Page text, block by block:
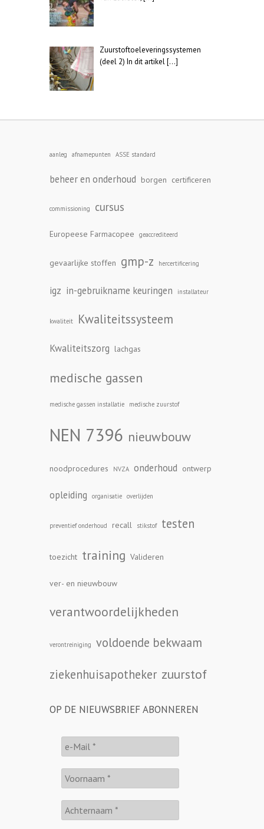
Zuurstoftoeleveringssystemen
(deel 2) In dit artikel[…]
aanleg afnamepunten ASSE standard
beheer en onderhoud borgen certificeren
commissioning cursus
Europeese Farmacopee geaccrediteerd
gevaarlijke stoffen gmp-z hercertificering
igz in-gebruikname keuringen installateur
kwaliteit Kwaliteitssysteem
Kwaliteitszorg lachgas
medische gassen
medische gassen installatie medische zuurstof
NEN 7396 nieuwbouw
noodprocedures NVZA onderhoud ontwerp
opleiding organisatie overlijden
preventief onderhoud recall stikstof testen
toezicht training Valideren
ver- en nieuwbouw
verantwoordelijkheden
verontreiniging
voldoende bekwaam
ziekenhuisapotheker zuurstof
OP DE NIEUWSBRIEF ABONNEREN